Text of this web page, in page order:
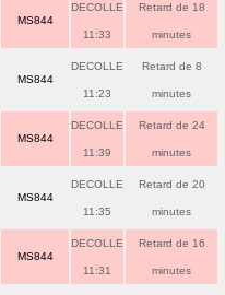
MS844
DECOLLE
11:33
Retard de 18
minutes
MS844
DECOLLE
11:23
Retard de 8
minutes
MS844
DECOLLE
11:39
Retard de 24
minutes
MS844
DECOLLE
11:35
Retard de 20
minutes
MS844
DECOLLE
11:31
Retard de 16
minutes